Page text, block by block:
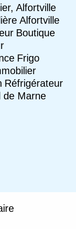
Alfortville
Alfortville
Boutique
Frigo
Réfrigérateur
de Marne